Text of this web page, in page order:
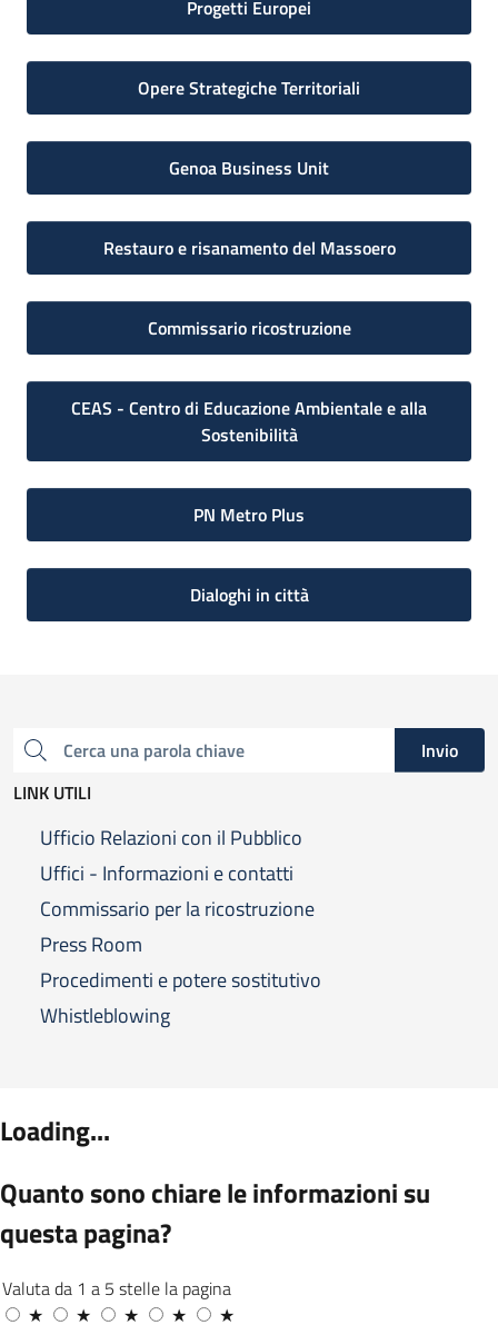
Progetti Europei
Opere Strategiche Territoriali
Genoa Business Unit
Restauro e risanamento del Massoero
Commissario ricostruzione
CEAS - Centro di Educazione Ambientale e alla
Sostenibilità
PN Metro Plus
Dialoghi in città
Cerca una parola chiave
Invio
LINK UTILI
Ufficio Relazioni con il Pubblico
Uffici - Informazioni e contatti
Commissario per la ricostruzione
Press Room
Procedimenti e potere sostitutivo
Whistleblowing